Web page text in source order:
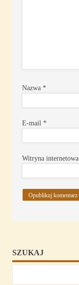
Nazwa *
E-mail *
Witryna internetowa
SZUKAJ